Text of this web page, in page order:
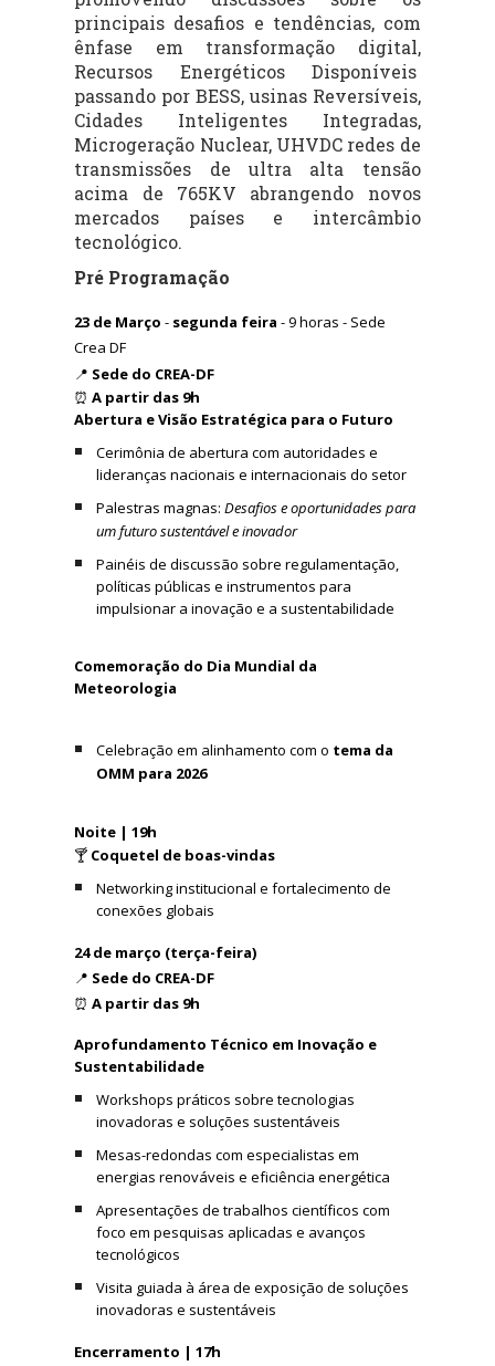
principais desafios e tendências, com
ênfase em transformação digital,
Recursos Energéticos Disponíveis
passando por BESS, usinas Reversíveis,
Cidades Inteligentes Integradas,
Microgeração Nuclear, UHVDC redes de
transmissões de ultra alta tensão
acima de 765KV abrangendo novos
mercados países e intercâmbio
tecnológico.
Pré Programação
23 de Março - segunda feira - 9 horas - Sede
Crea DF
📍 Sede do CREA-DF
⏰ A partir das 9h
Abertura e Visão Estratégica para o Futuro
Cerimônia de abertura com autoridades e
lideranças nacionais e internacionais do setor
Palestras magnas: Desafios e oportunidades para
um futuro sustentável e inovador
Painéis de discussão sobre regulamentação,
políticas públicas e instrumentos para
impulsionar a inovação e a sustentabilidade
Comemoração do Dia Mundial da
Meteorologia
Celebração em alinhamento com o tema da
OMM para 2026
Noite | 19h
🍸 Coquetel de boas-vindas
Networking institucional e fortalecimento de
conexões globais
24 de março (terça-feira)
📍 Sede do CREA-DF
⏰ A partir das 9h
Aprofundamento Técnico em Inovação e
Sustentabilidade
Workshops práticos sobre tecnologias
inovadoras e soluções sustentáveis
Mesas-redondas com especialistas em
energias renováveis e eficiência energética
Apresentações de trabalhos científicos com
foco em pesquisas aplicadas e avanços
tecnológicos
Visita guiada à área de exposição de soluções
inovadoras e sustentáveis
Encerramento | 17h